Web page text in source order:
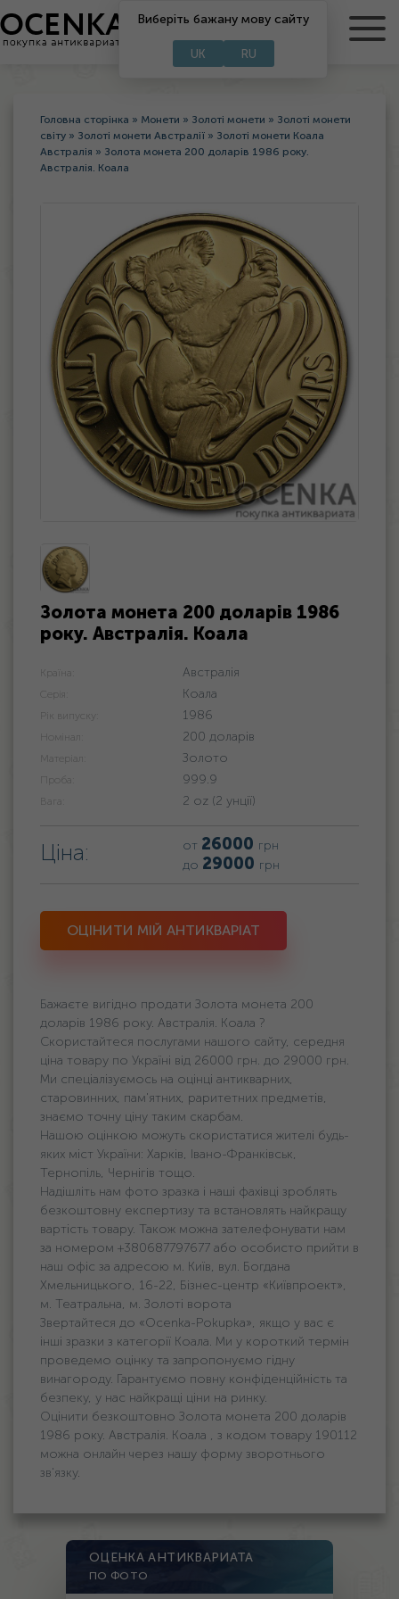
RU
Виберіть бажану мову сайту
UK RU
Головна сторінка » Монети » Золоті монети » Золоті монети
світу » Золоті монети Австралії » Золоті монети Коала
Австралія » Золота монета 200 доларів 1986 року.
Австралія. Коала
Золота монета 200 доларів 1986
року. Австралія. Коала
Країна: Австралія
Серія: Коала
Рік випуску: 1986
Номінал: 200 доларів
Матеріал: Золото
Проба: 999.9
Вага: 2 oz (2 унції)
Ціна: от 26000 грн
до 29000 грн
ОЦІНИТИ МІЙ АНТИКВАРІАТ
Бажаєте вигідно продати Золота монета 200
доларів 1986 року. Австралія. Коала ?
Скористайтеся послугами нашого сайту, середня
ціна товару по Україні від 26000 грн. дo 29000 грн.
Ми спеціалізуємось на оцінці антикварних,
старовинних, пам'ятних, раритетних предметів,
знаємо точну ціну таким скарбам.
Нашою оцінкою можуть скористатися жителі будь-
яких міст України: Харків, Івано-Франківськ,
Тернопіль, Чернігів тощо.
Надішліть нам фото зразка і наші фахівці зроблять
безкоштовну експертизу та встановлять найкращу
вартість товару. Також можна зателефонувати нам
за номером +380687797677 або особисто прийти в
наш офіс за адресою м. Київ, вул. Богдана
Хмельницького, 16-22, Бізнес-центр «Київпроект»,
м. Театральна, м. Золоті ворота
Звертайтеся до «Ocenka-Pokupka», якщо у вас є
інші зразки з категорії Коала. Ми у короткий термін
проведемо оцінку та запропонуємо гідну
винагороду. Гарантуємо повну конфіденційність та
безпеку, у нас найкращі ціни на ринку.
Оцінити безкоштовно Золота монета 200 доларів
1986 року. Австралія. Коала , з кодом товару 190112
можна онлайн через нашу форму зворотнього
зв'язку.
ОЦЕНКА АНТИКВАРИАТА
ПО ФОТО